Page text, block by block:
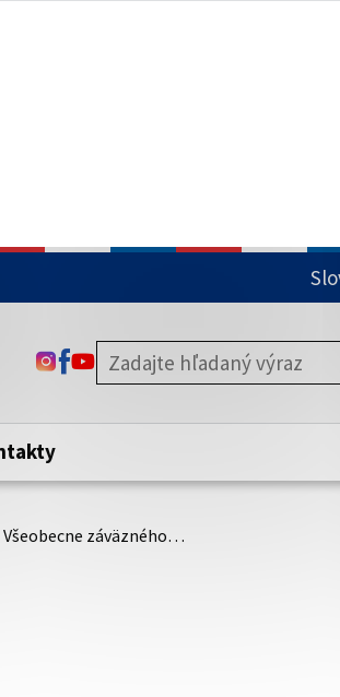
Zabezpečená stránka vždy
webového sídla.
ODKAZ SA OTVORÍ NA NOVEJ KARTE
ODKAZ SA OTVORÍ NA NOVEJ KARTE
ODKAZ SA OTVORÍ NA NOVEJ
záväzného…